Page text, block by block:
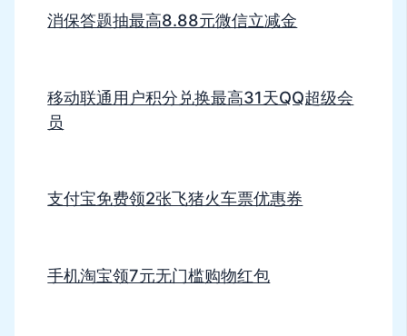
消保答题抽最高8.88元微信立减金
移动联通用户积分兑换最高31天QQ超级会
员
支付宝免费领2张飞猪火车票优惠券
手机淘宝领7元无门槛购物红包